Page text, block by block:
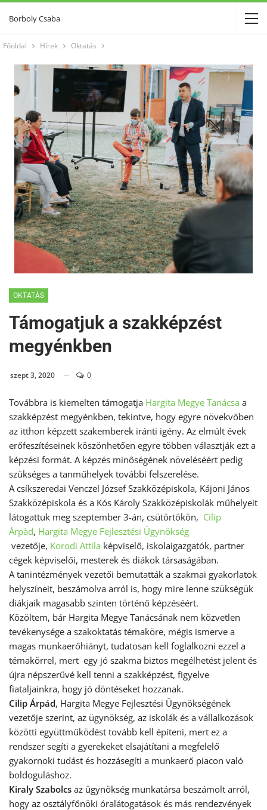
Borboly Csaba
Főoldal Hírek Oktatás
OKTATÁS
Támogatjuk a szakképzést
megyénkben
szept 3, 2020 0
Továbbra is kiemelten támogatja Hargita Megye Tanácsa a
szakképzést megyénkben, tekintve, hogy egyre növekvőben
az itthon képzett szakemberek iránti igény. Az elmúlt évek
erőfeszítéseinek köszönhetően egyre többen választják ezt a
képzési formát. A képzés minőségének növeléséért pedig
szükséges a tanműhelyek további felszerelése.
A csíkszeredai Venczel József Szakközépiskola, Kájoni János
Szakközépiskola és a Kós Károly Szakközépiskolák műhelyeit
látogattuk meg szeptember 3-án, csütörtökön, Cilip
Àrpàd, Hargita Megye Fejlesztési Ügynökség
vezetője, Korodi Attila képviselő, iskolaigazgatók, partner
cégek képviselői, mesterek és diákok társaságában.
A tanintézmények vezetői bemutatták a szakmai gyakorlatok
helyszíneit, beszámolva arról is, hogy mire lenne szükségük
diákjaik magasabb szinten történő képzéséért.
Közöltem, bár Hargita Megye Tanácsának nem közvetlen
tevékenysége a szakoktatás témaköre, mégis ismerve a
magas munkaerőhiányt, tudatosan kell foglalkozni ezzel a
témakörrel, mert egy jó szakma biztos megélhetést jelent és
újra népszerűvé kell tenni a szakképzést, figyelve
fiataljainkra, hogy jó döntéseket hozzanak.
Cilip Árpád, Hargita Megye Fejlesztési Ügynökségének
vezetője szerint, az ügynökség, az iskolák és a vállalkozások
közötti együttműködést tovább kell építeni, mert ez a
rendszer segíti a gyerekeket elsajátítani a megfelelő
gyakornoki tudást és hozzásegíti a munkaerő piacon való
boldoguláshoz.
Kiraly Szabolcs az ügynökség munkatársa beszámolt arról,
hogy az osztályfőnöki óralátogatások és más rendezvények